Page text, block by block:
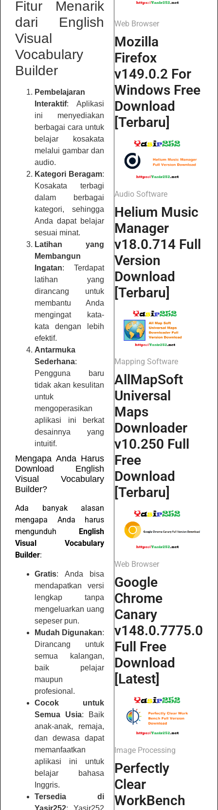
Fitur Menarik
dari English
Visual
Vocabulary
Builder
Pembelajaran
Interaktif: Aplikasi
ini menyediakan
berbagai cara untuk
belajar kosakata
melalui gambar dan
audio.
Kategori Beragam:
Kosakata terbagi
dalam berbagai
kategori, sehingga
Anda dapat belajar
sesuai minat.
Latihan yang
Membangun
Ingatan: Terdapat
latihan yang
dirancang untuk
membantu Anda
mengingat kata-
kata dengan lebih
efektif.
Antarmuka
Sederhana:
Pengguna baru
tidak akan kesulitan
untuk
mengoperasikan
aplikasi ini berkat
desainnya yang
intuitif.
Mengapa Anda Harus
Download English
Visual Vocabulary
Builder?
Ada banyak alasan
mengapa Anda harus
mengunduh
English
Visual Vocabulary
Builder:
Gratis: Anda bisa
mendapatkan versi
lengkap tanpa
mengeluarkan uang
sepeser pun.
Mudah Digunakan:
Dirancang untuk
semua kalangan,
baik pelajar
maupun
profesional.
Cocok untuk
Semua Usia: Baik
anak-anak, remaja,
dan dewasa dapat
memanfaatkan
aplikasi ini untuk
belajar bahasa
Inggris.
Tersedia di
Yasir252: Yasir252
Web Browser
Mozilla
Firefox
v149.0.2 For
Windows Free
Download
[Terbaru]
Audio Software
Helium Music
Manager
v18.0.714 Full
Version
Download
[Terbaru]
Mapping Software
AllMapSoft
Universal
Maps
Downloader
v10.250 Full
Free
Download
[Terbaru]
Web Browser
Google
Chrome
Canary
v148.0.7775.0
Full Free
Download
[Latest]
Image Processing
Perfectly
Clear
WorkBench